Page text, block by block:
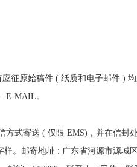
征原始稿件 ( 纸质和电子邮件 ) 均
E-MAIL。
方式寄送 ( 仅限 EMS)，并在信封
样。邮寄地址 : 广东省河源市源城